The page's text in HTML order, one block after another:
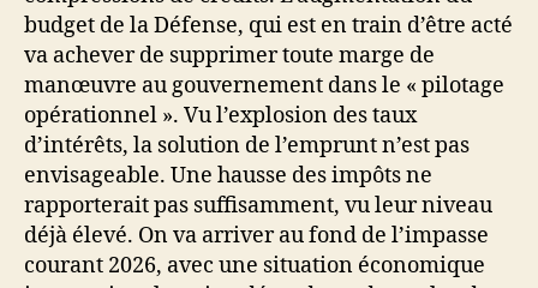
budget de la Défense, qui est en train d’être acté
va achever de supprimer toute marge de
manœuvre au gouvernement dans le « pilotage
opérationnel ». Vu l’explosion des taux
d’intérêts, la solution de l’emprunt n’est pas
envisageable. Une hausse des impôts ne
rapporterait pas suffisamment, vu leur niveau
déjà élevé. On va arriver au fond de l’impasse
courant 2026, avec une situation économique